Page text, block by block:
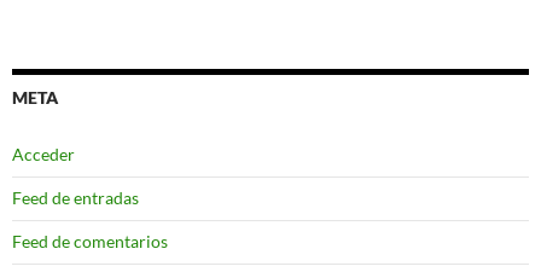
META
Acceder
Feed de entradas
Feed de comentarios